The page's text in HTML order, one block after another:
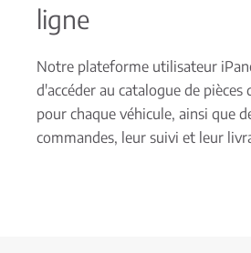
ligne
Notre plateforme utilisateur
d'accéder au catalogue de pièces
pour chaque véhicule, ainsi que
commandes, leur suivi et leur